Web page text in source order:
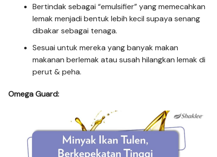
Bertindak sebagai “emulsifier” yang memecahkan
lemak menjadi bentuk lebih kecil supaya senang
dibakar sebagai tenaga.
Sesuai untuk mereka yang banyak makan
makanan berlemak atau susah hilangkan lemak di
perut & peha.
Omega Guard: